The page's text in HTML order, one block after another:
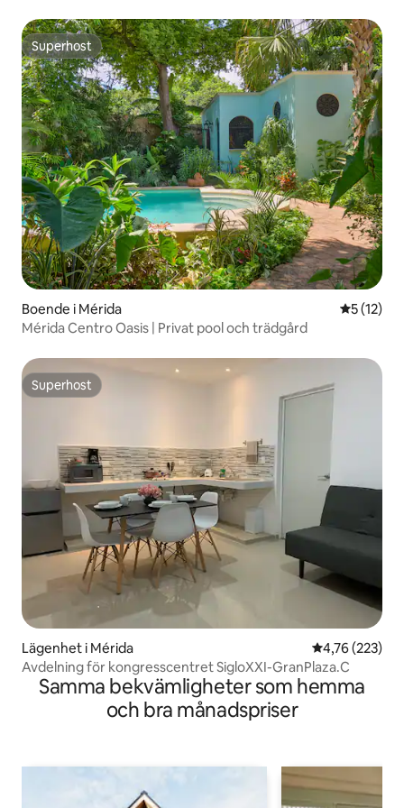
Superhost
Superhost
Boende i Mérida 5 av 5 i
5 (12)
Mérida Centro Oasis | Privat pool och trädgård
Superhost
Superhost
Lägenhet i Mérida 4,76 av 5 i
4,76 (223)
Avdelning för kongresscentret SigloXXI-GranPlaza.C
Samma bekvämligheter som hemma
och bra månadspriser